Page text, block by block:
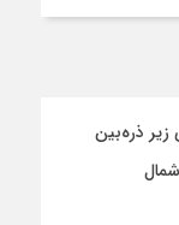
زیر ذره‌بین